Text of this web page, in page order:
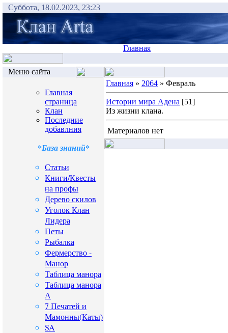
Суббота, 18.02.2023, 23:23
Главная
Меню сайта
Главная
страница
Клан
Последние
добавлния
*База знаний*
Статьи
Книги/Квесты
на профы
Дерево скилов
Уголок Клан
Лидера
Петы
Рыбалка
Фермерство -
Манор
Таблица манора
Таблица манора
А
7 Печатей и
Мамонны(Каты)
SA
Главная » 2064 » Февраль
Истории мира Адена [51]
Из жизни клана.
Материалов нет